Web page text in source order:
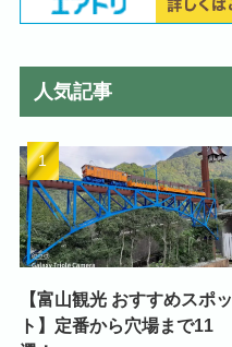
人気記事
【富山観光 おすすめスポッ
ト】定番から穴場まで11